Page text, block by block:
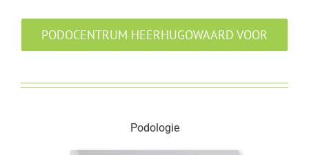
PODOCENTRUM HEERHUGOWAARD VOOR
Podologie